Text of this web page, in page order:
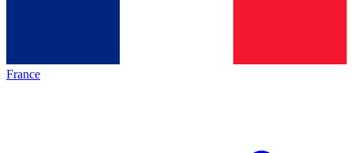
France